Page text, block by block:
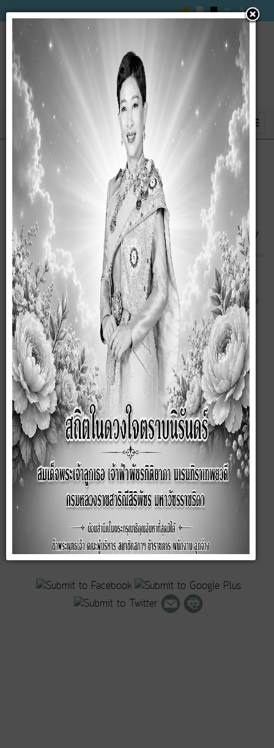
ประกาศ เรื่อง ผู้ชนะการเสนอราคา จ้างเหมา
จัดหาอาหารกลางวันให้เด็กนักเรียน ของศูนย์
พัฒนาเด็กเล็กองค์การบริหารส่วนตำบลซับ
สมบูรณ์ สำหรับเดือน มกราคม พ.ศ. 2567
ประกาศ เรื่อง ผู้ชนะการเสนอราคา จ้างเหมาจัดหาอาหารกลางวันให้เด็ก
นักเรียน ของศูนย์พัฒนาเด็กเล็กองค์การบริหารส่วนตำบลซับสมบูรณ์ สำหรับ
เดือน มกราคม พ.ศ. 2567